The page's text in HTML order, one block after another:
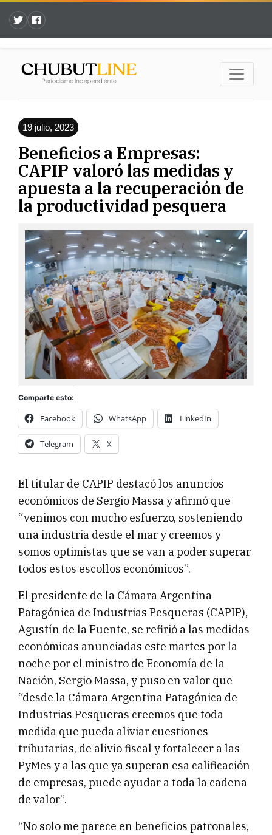
19 julio, 2023
Beneficios a Empresas:
CAPIP valoró las medidas y
apuesta a la recuperación de
la productividad pesquera
Comparte esto:
Facebook WhatsApp LinkedIn
Telegram X
El titular de CAPIP destacó los anuncios
económicos de Sergio Massa y afirmó que
“venimos con mucho esfuerzo, sosteniendo
una industria desde el mar y creemos y
somos optimistas que se van a poder superar
todos estos escollos económicos”.
El presidente de la Cámara Argentina
Patagónica de Industrias Pesqueras (CAPIP),
Agustín de la Fuente, se refirió a las medidas
económicas anunciadas este martes por la
noche por el ministro de Economía de la
Nación, Sergio Massa, y puso en valor que
“desde la Cámara Argentina Patagónica de
Industrias Pesqueras creemos que toda
medida que pueda aliviar cuestiones
tributarias, de alivio fiscal y fortalecer a las
PyMes y a las que ya superan esa calificación
de empresas, puede ayudar a toda la cadena
de valor”.
“No solo me parece en beneficios patronales,